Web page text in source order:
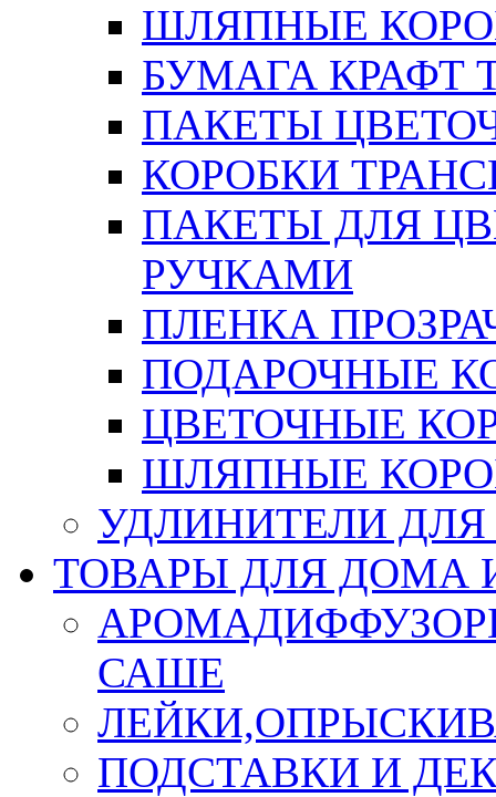
ШЛЯПНЫЕ
БУМАГА КРАФТ
ПАКЕТЫ
КОРОБКИ
ПАКЕТЫ ДЛЯ
РУЧКАМИ
ПЛЕНКА
ПОДАРОЧНЫЕ
ЦВЕТОЧНЫЕ
ШЛЯПНЫЕ
УДЛИНИТЕЛИ
ТОВАРЫ ДЛЯ ДОМА
САШЕ
ПОДСТАВКИ И